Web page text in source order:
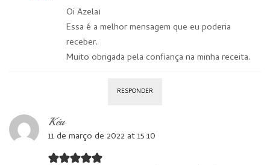
Oi Azela!
Essa é a melhor mensagem que eu poderia
receber.
Muito obrigada pela confiança na minha receita.
RESPONDER
Kéu
11 de março de 2022 at 15:10